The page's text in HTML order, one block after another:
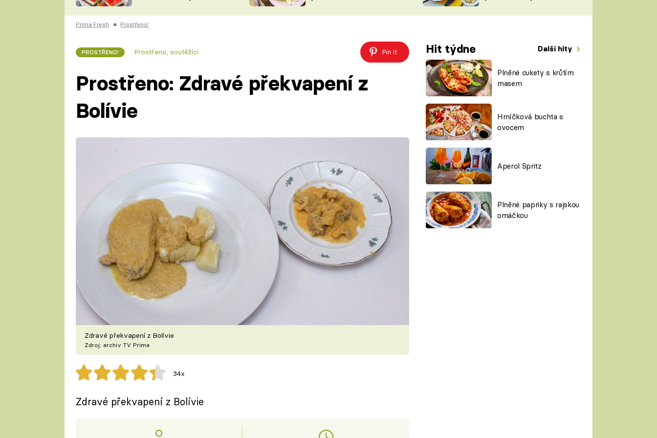
ČESKO NA TALÍŘI
KUCHAŘKA
VYCHYTÁVKY
ŠÉFREDAKTORKY
ČASOPIS
Prima Fresh ■ Prostřeno!
PROSTŘENO! Prostřeno, soutěžící Pin it Hit týdne Další hity
Plněné cukety s krůtím
masem
Hrníčková buchta s
ovocem
Aperol Spritz
Plněné papriky s rajskou
omáčkou
Prostřeno: Zdravé překvapení z
Bolívie
Zdravé překvapení z Bolívie
Zdroj: archiv TV Prima
34x
Zdravé překvapení z Bolívie